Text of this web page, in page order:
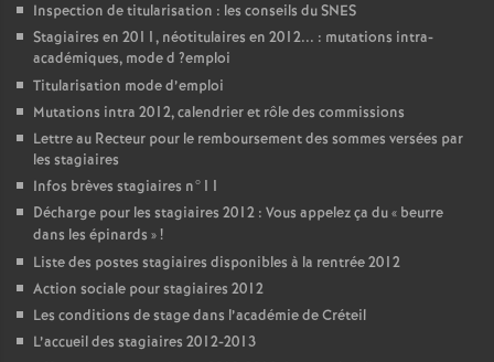
Inspection de titularisation : les conseils duSNES
Stagiaires en 2011, néotitulaires en 2012... : mutations intra-
académiques, mode d ?emploi
Titularisation mode d’emploi
Mutations intra 2012, calendrier et rôle des commissions
Lettre au Recteur pour le remboursement des sommes versées par
les stagiaires
Infos brèves stagiaires n°11
Décharge pour les stagiaires 2012 : Vous appelez ça du « beurre
dans les épinards »!
Liste des postes stagiaires disponibles à la rentrée 2012
Action sociale pour stagiaires 2012
Les conditions de stage dans l’académie de Créteil
L’accueil des stagiaires 2012-2013